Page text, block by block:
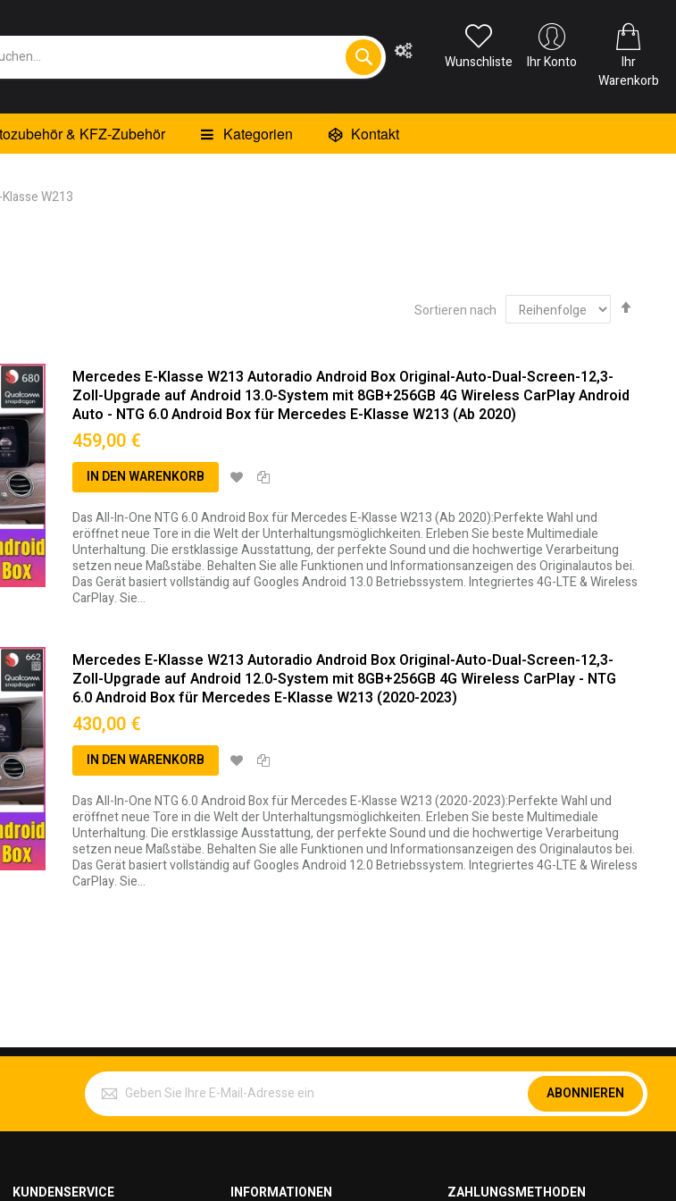
Wunschliste Ihr Konto
Ihr
Warenkorb
& KFZ-Zubehör Kategorien Kontakt
W213
Sortieren nach
Mercedes E-Klasse W213 Autoradio Android Box Original-Auto-Dual-Screen-12,3-
Zoll-Upgrade auf Android 13.0-System mit 8GB+256GB 4G Wireless CarPlay Android
Auto - NTG 6.0 Android Box für Mercedes E-Klasse W213 (Ab 2020)
459,00 €
IN DEN WARENKORB
Das All-In-One NTG 6.0 Android Box für Mercedes E-Klasse W213 (Ab 2020):Perfekte Wahl und
eröffnet neue Tore in die Welt der Unterhaltungsmöglichkeiten. Erleben Sie beste Multimediale
Unterhaltung. Die erstklassige Ausstattung, der perfekte Sound und die hochwertige Verarbeitung
setzen neue Maßstäbe. Behalten Sie alle Funktionen und Informationsanzeigen des Originalautos bei.
Das Gerät basiert vollständig auf Googles Android 13.0 Betriebssystem. Integriertes 4G-LTE & Wireless
CarPlay. Sie…
Mercedes E-Klasse W213 Autoradio Android Box Original-Auto-Dual-Screen-12,3-
Zoll-Upgrade auf Android 12.0-System mit 8GB+256GB 4G Wireless CarPlay - NTG
6.0 Android Box für Mercedes E-Klasse W213 (2020-2023)
430,00 €
IN DEN WARENKORB
Das All-In-One NTG 6.0 Android Box für Mercedes E-Klasse W213 (2020-2023):Perfekte Wahl und
eröffnet neue Tore in die Welt der Unterhaltungsmöglichkeiten. Erleben Sie beste Multimediale
Unterhaltung. Die erstklassige Ausstattung, der perfekte Sound und die hochwertige Verarbeitung
setzen neue Maßstäbe. Behalten Sie alle Funktionen und Informationsanzeigen des Originalautos bei.
Das Gerät basiert vollständig auf Googles Android 12.0 Betriebssystem. Integriertes 4G-LTE & Wireless
CarPlay. Sie…
Melden
Sie
sich
ABONNIEREN
KUNDENSERVICE INFORMATIONEN ZAHLUNGSMETHODEN